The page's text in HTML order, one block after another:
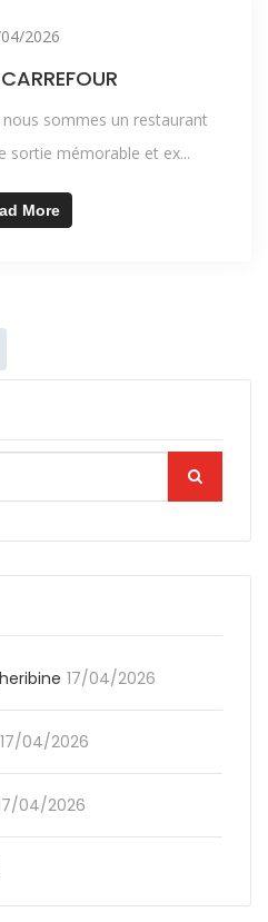
2026
sommes un restaurant
sortie mémorable et ex...
More
17/04/2026
17/04/2026
04/2026